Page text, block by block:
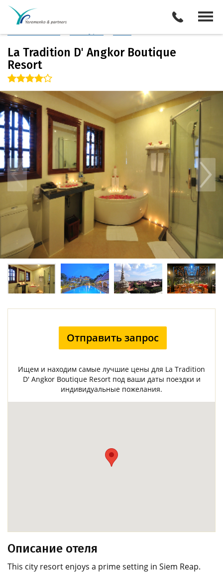
Камбоджа
Описание отеля
La Tradition D' Angkor Boutique
Resort
Отправить запрос
Ищем и находим самые лучшие цены для La Tradition
D' Angkor Boutique Resort под ваши даты поездки и
индивидуальные пожелания.
Описание отеля
This city resort enjoys a prime setting in Siem Reap.